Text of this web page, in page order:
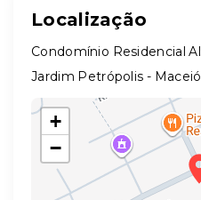
Localização
Condomínio Residencial
Jardim Petrópolis -
+
−